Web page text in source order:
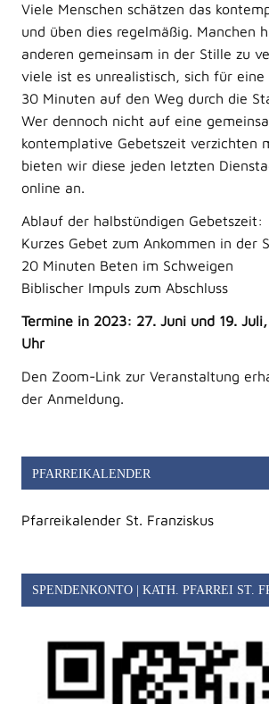
Viele Menschen schätzen das
und üben dies regelmäßig. Manchen
anderen gemeinsam in der Stille zu
viele ist es unrealistisch, sich für eine
30 Minuten auf den Weg durch die
Wer dennoch nicht auf eine
kontemplative Gebetszeit verzichten
bieten wir diese jeden letzten
online an.
Ablauf der halbstündigen Gebetszeit:
Kurzes Gebet zum Ankommen in der
20 Minuten Beten im Schweigen
Biblischer Impuls zum Abschluss
Termine in 2023: 27. Juni und 19. Juli,
Uhr
Den Zoom-Link zur Veranstaltung
der Anmeldung.
PFARREIKALENDER
Pfarreikalender St. Franziskus
SPENDENKONTO | KATH. PFARREI ST.